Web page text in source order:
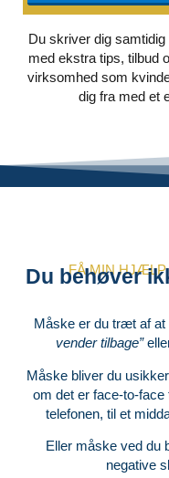
Du skriver dig
med ekstra tips, tilbud
virksomhed som
dig fra med et
FÅ MIN HJÆLP
Du behøver
Måske er du træt af at
vender tilbage”
Måske bliver du usikker
om det er face-to-
telefonen, til et
Eller måske ved du
negative